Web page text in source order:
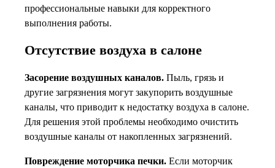
профессиональные навыки для корректного
выполнения работы.
Отсутствие воздуха в салоне
Засорение воздушных каналов. Пыль, грязь и
другие загрязнения могут закупорить воздушные
каналы, что приводит к недостатку воздуха в салоне.
Для решения этой проблемы необходимо очистить
воздушные каналы от накопленных загрязнений.
Повреждение моторчика печки. Если моторчик